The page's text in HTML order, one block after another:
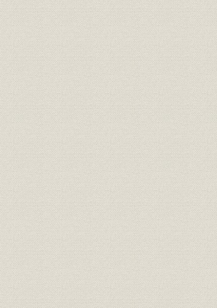
沿革;生産
麻里布製油所の建設/航空揮発油
の製造をめざして
昭和13年
(1945年)5